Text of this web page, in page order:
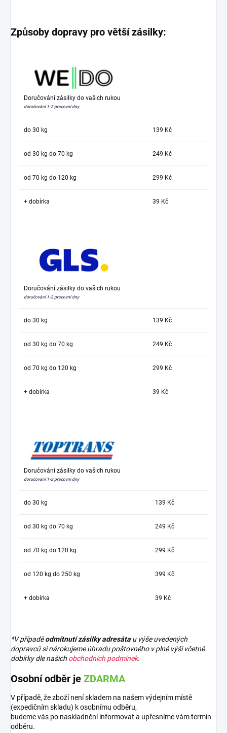
Způsoby dopravy pro větší zásilky:
Doručování zásilky do vašich rukou
doručování 1-2 pracovní dny
do 30 kg 139 Kč
od 30 kg do 70 kg 249 Kč
od 70 kg do 120 kg 299 Kč
+ dobírka 39 Kč
Doručování zásilky do vašich rukou
doručování 1-2 pracovní dny
do 30 kg 139 Kč
od 30 kg do 70 kg 249 Kč
od 70 kg do 120 kg 299 Kč
+ dobírka 39 Kč
Doručování zásilky do vašich rukou
doručování 1-2 pracovní dny
do 30 kg 139 Kč
od 30 kg do 70 kg 249 Kč
od 70 kg do 120 kg 299 Kč
od 120 kg do 250 kg 399 Kč
+ dobírka 39 Kč
*V případěodmítnutí zásilky adresáta u výše uvedených
dopravců si nárokujeme úhradu poštovného v plné výši včetně
dobírky dle našich obchodních podmínek.
Osobní odběr je ZDARMA
V případě, že zboží není skladem na našem výdejním místě
(expedičním skladu) k osobnímu odběru,
budeme vás po naskladnění informovat a upřesníme vám termín
odběru.